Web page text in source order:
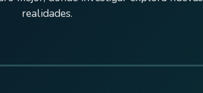
realidades.